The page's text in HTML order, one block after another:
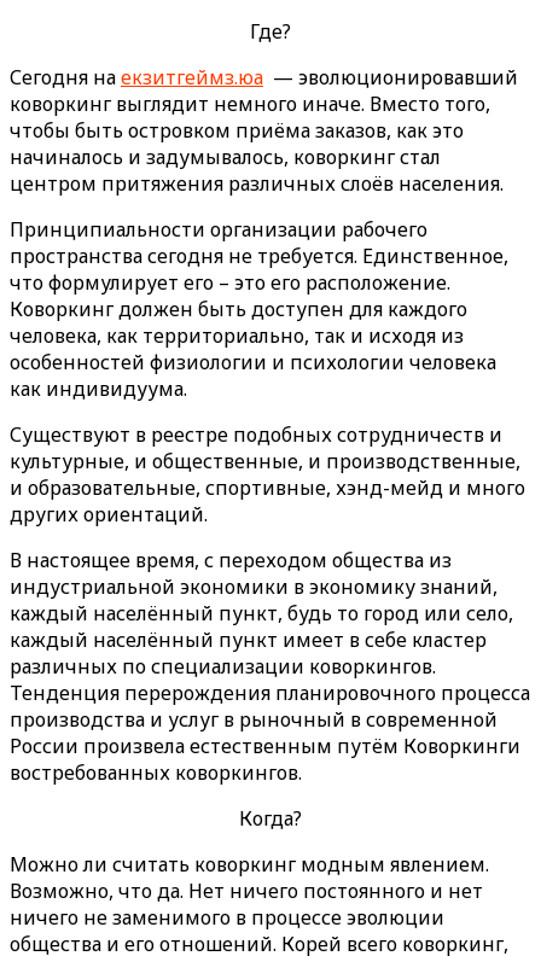
Где?
Сегодня наекзитгеймз.юа — эволюционировавший
коворкинг выглядит немного иначе. Вместо того,
чтобы быть островком приёма заказов, как это
начиналось и задумывалось, коворкинг стал
центром притяжения различных слоёв населения.
Принципиальности организации рабочего
пространства сегодня не требуется. Единственное,
что формулирует его – это его расположение.
Коворкинг должен быть доступен для каждого
человека, как территориально, так и исходя из
особенностей физиологии и психологии человека
как индивидуума.
Существуют в реестре подобных сотрудничеств и
культурные, и общественные, и производственные,
и образовательные, спортивные, хэнд-мейд и много
других ориентаций.
В настоящее время, с переходом общества из
индустриальной экономики в экономику знаний,
каждый населённый пункт, будь то город или село,
каждый населённый пункт имеет в себе кластер
различных по специализации коворкингов.
Тенденция перерождения планировочного процесса
производства и услуг в рыночный в современной
России произвела естественным путём Коворкинги
востребованных коворкингов.
Когда?
Можно ли считать коворкинг модным явлением.
Возможно, что да. Нет ничего постоянного и нет
ничего не заменимого в процессе эволюции
общества и его отношений. Корей всего коворкинг,